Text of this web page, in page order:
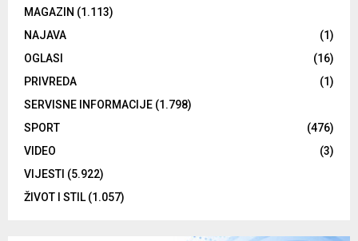
MAGAZIN (1.113)
NAJAVA
(1)
OGLASI
(16)
PRIVREDA
(1)
SERVISNE INFORMACIJE (1.798)
SPORT
(476)
VIDEO
(3)
VIJESTI (5.922)
ŽIVOT I STIL (1.057)